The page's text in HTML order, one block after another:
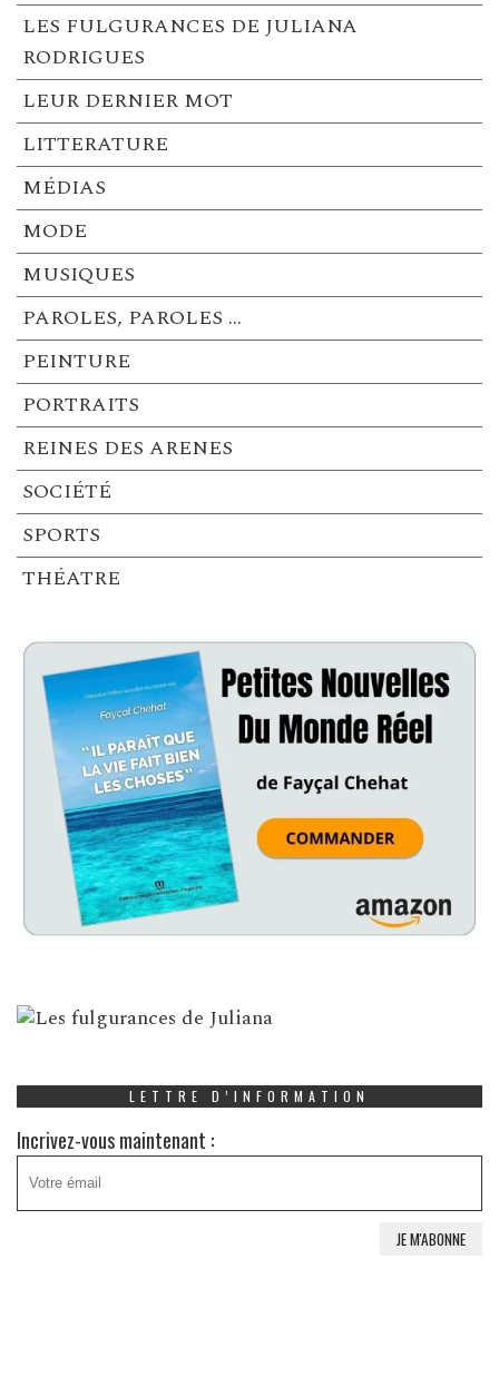
LES FULGURANCES DE JULIANA
RODRIGUES
LEUR DERNIER MOT
LITTERATURE
MÉDIAS
MODE
MUSIQUES
PAROLES, PAROLES …
PEINTURE
PORTRAITS
REINES DES ARENES
SOCIÉTÉ
SPORTS
THÉATRE
LETTRE D’INFORMATION
Incrivez-vous maintenant :